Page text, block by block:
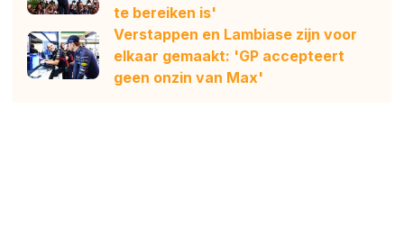
te bereiken is'
Verstappen en Lambiase zijn voor
elkaar gemaakt: 'GP accepteert
geen onzin van Max'